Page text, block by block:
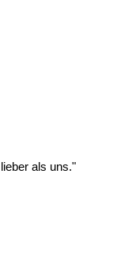
als uns."